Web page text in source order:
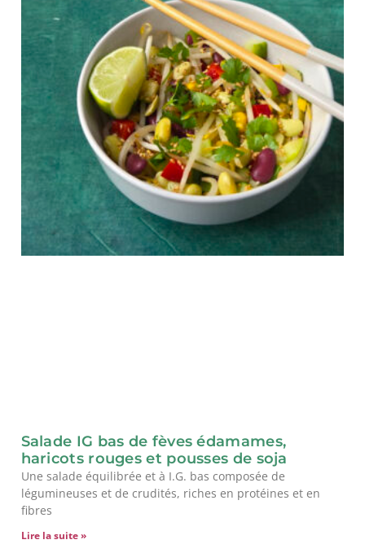
Salade IG bas de fèves édamames,
haricots rouges et pousses de soja
Une salade équilibrée et à I.G. bas composée de
légumineuses et de crudités, riches en protéines et en
fibres
Lire la suite »